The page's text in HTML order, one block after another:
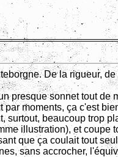
De la rigueur,
presque sonnet tout de
par moments, ça c'est
surtout, beaucoup trop
illustration), et coupe
que ça coulait tout
sans accrocher,